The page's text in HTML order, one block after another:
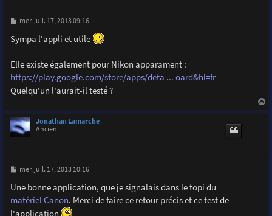
M
s
s
g
e
mer. juil. 17, 2013 09:16
Sympa l'appli et utile
Elle existe également pour Nikon apparament :
https://play.google.com/store/apps/deta ... oard&hl=fr
Quelqu'un l'aurait-il testé ?
Jonathan Lamarche
Ancien
M
s
s
a
mer. juil. 17, 2013 10:16
Une bonne application, que je signalais dans le topi du
matériel Canon. Merci de faire ce retour précis et ce test de
l'application